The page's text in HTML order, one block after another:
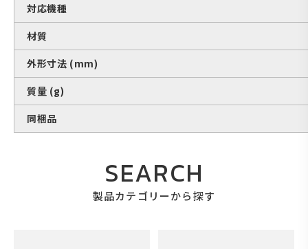
対応機種
材質
外形寸法 (mm)
質量 (g)
同梱品
SEARCH
製品カテゴリーから探す